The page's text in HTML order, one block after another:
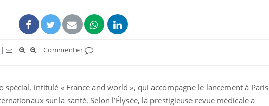
| | |Commenter
intitulé « France and world », qui accompagne le lancement à Paris
sur la santé. Selon l’Élysée, la prestigieuse revue médicale a